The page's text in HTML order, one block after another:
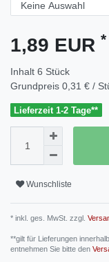
1,89 EUR *
Inhalt 6 Stück
Grundpreis 0,31 € /
Lieferzeit 1-2 Tage**
Wunschliste
* inkl. ges. MwSt. zzgl.
**gilt für Lieferungen
entnehmen Sie bitte den